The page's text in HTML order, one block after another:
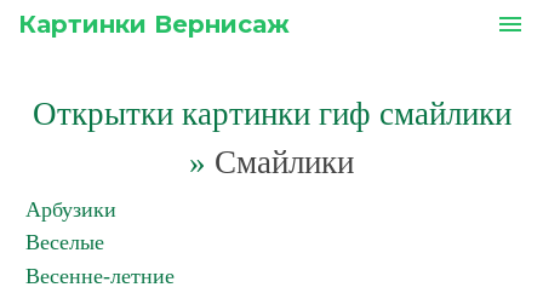
Картинки Вернисаж menu
Открытки картинки гиф смайлики
» Смайлики
Арбузики
Веселые
Весенне-летние